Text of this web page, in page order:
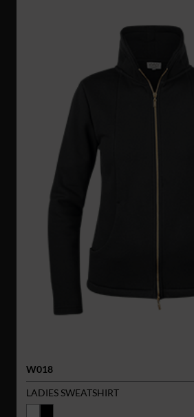
W018
LADIES SWEATSHIRT